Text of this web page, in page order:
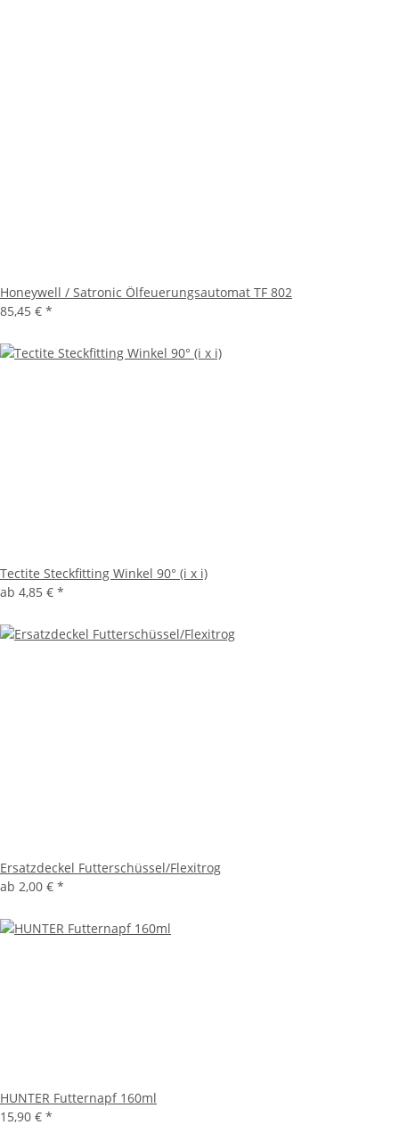
Honeywell / Satronic Ölfeuerungsautomat TF 802
85,45 € *
Tectite Steckfitting Winkel 90° (i x i)
ab 4,85 € *
Ersatzdeckel Futterschüssel/Flexitrog
ab 2,00 € *
HUNTER Futternapf 160ml
15,90 € *